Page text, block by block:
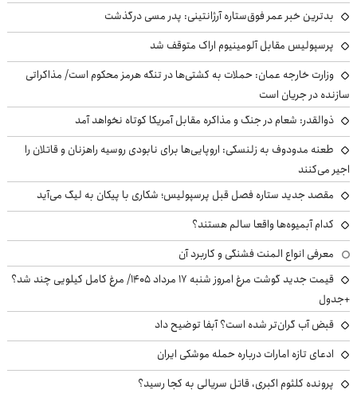
بدترین خبر عمر فوق‌ستاره آرژانتینی: پدر مسی درگذشت
پرسپولیس مقابل آلومینیوم اراک متوقف شد
وزارت خارجه عمان: حملات به کشتی‌ها در تنگه هرمز محکوم است/ مذاکراتی
سازنده در جریان است
ذوالقدر: شعام در جنگ و مذاکره مقابل آمریکا کوتاه نخواهد آمد
طعنه مدودوف به زلنسکی: اروپایی‌ها برای نابودی روسیه راهزنان و قاتلان را
اجیر می‌کنند
مقصد جدید ستاره فصل قبل پرسپولیس؛ شکاری با پیکان به لیگ می‌آید
کدام آبمیوه‌ها واقعا سالم هستند؟
معرفی انواع المنت فشنگی و کاربرد آن
قیمت جدید گوشت مرغ امروز شنبه ۱۷ مرداد ۱۴۰۵/ مرغ کامل کیلویی چند شد؟
+جدول
قبض آب گران‌تر شده است؟ آبفا توضیح داد
ادعای تازه امارات درباره حمله موشکی ایران
پرونده کلثوم اکبری، قاتل سریالی به کجا رسید؟